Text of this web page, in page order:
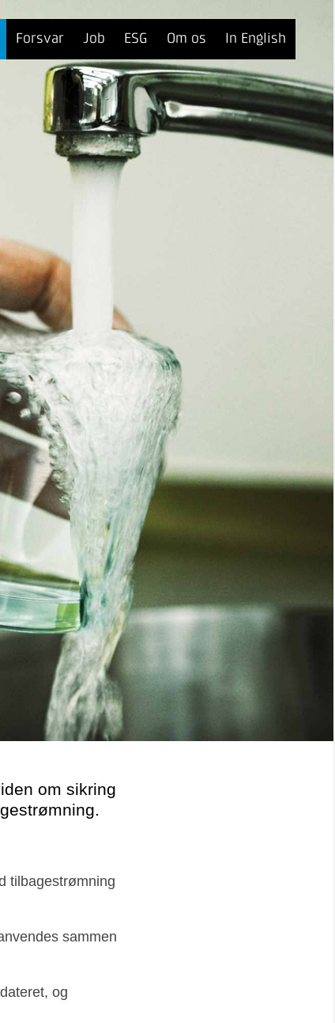
Forsvar Job ESG Om os In English
om sikring
tilbagestrømning
sammen
og